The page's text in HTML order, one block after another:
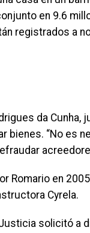
en 9.6
registrados a
da Cunha,
bienes. “No es
Romario en
Cyrela.
solicitó a